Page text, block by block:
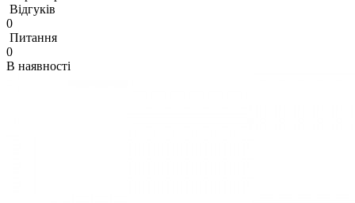
Відгуків
0
Питання
0
В наявності